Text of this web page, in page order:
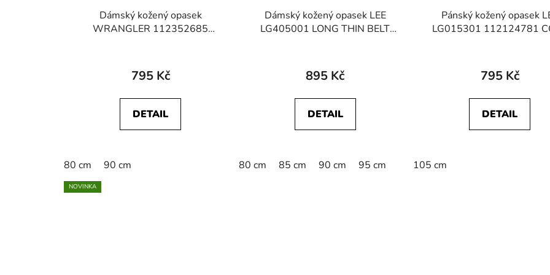
Dámský kožený opasek
WRANGLER 112352685
795 Kč
DETAIL
80 cm 90 cm
Dámský kožený opasek LEE
LG405001 LONG THIN BELT
895 Kč
DETAIL
80 cm 85 cm 90 cm 95 cm
Pánský kožený opasek
LG015301 112124781
795 Kč
DETAIL
105 cm
NOVINKA